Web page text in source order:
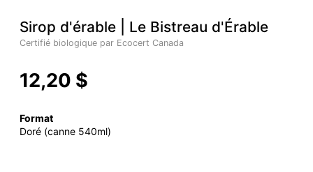
Sirop d'érable | Le Bistreau d'Érable
Certifié biologique par Ecocert Canada
12,20 $
Format
Doré (canne 540ml)